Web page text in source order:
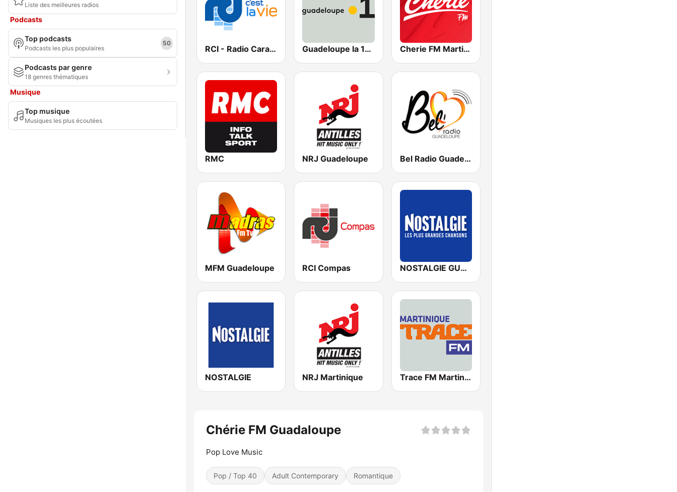
Liste des meilleures radios
Podcasts
Top podcasts
Podcasts les plus populaires
50
Podcasts par genre
18 genres thématiques
Musique
Top musique
Musiques les plus écoutées
RCI - Radio Caraïbes International Guadeloupe Guadeloupe la 1ère Cherie FM Martinique
RMC NRJ Guadeloupe Bel Radio Guadeloupe
MFM Guadeloupe RCI Compas NOSTALGIE GUADELOUPE
NOSTALGIE NRJ Martinique Trace FM Martinique
Chérie FM Guadaloupe
Pop Love Music
Pop / Top 40 Adult Contemporary Romantique